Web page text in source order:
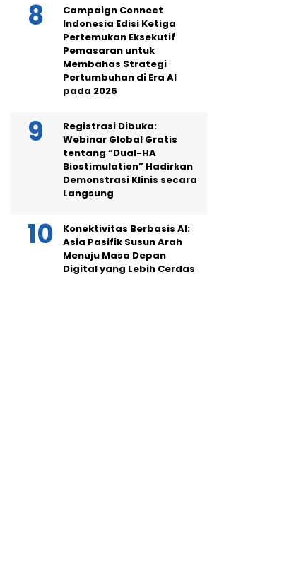
Campaign Connect
Indonesia Edisi Ketiga
Pertemukan Eksekutif
Pemasaran untuk
Membahas Strategi
Pertumbuhan di Era AI
pada 2026
Registrasi Dibuka:
Webinar Global Gratis
tentang “Dual-HA
Biostimulation” Hadirkan
Demonstrasi Klinis secara
Langsung
Konektivitas Berbasis AI:
Asia Pasifik Susun Arah
Menuju Masa Depan
Digital yang Lebih Cerdas